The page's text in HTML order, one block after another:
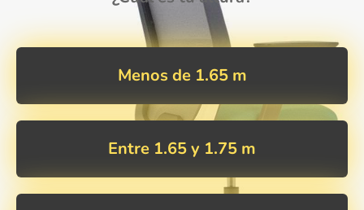
Menos de 1.65 m
Entre 1.65 y 1.75 m